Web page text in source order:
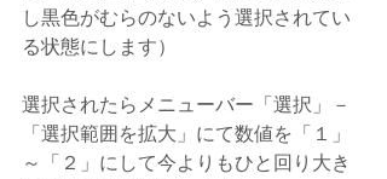
し黒色がむらのないよう選択されてい
る状態にします）
選択されたらメニューバー「選択」－
「選択範囲を拡大」にて数値を「１」
～「２」にして今よりもひと回り大き